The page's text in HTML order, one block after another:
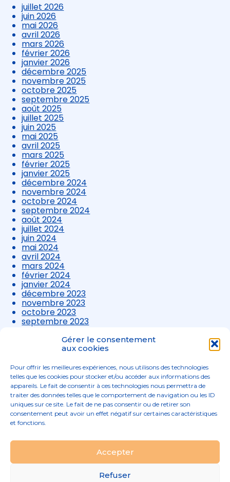
Gérer le consentement
aux cookies
Pour offrir les meilleures expériences, nous utilisons des technologies
telles que les cookies pour stocker et/ou accéder aux informations des
appareils. Le fait de consentir à ces technologies nous permettra de
traiter des données telles que le comportement de navigation ou les ID
uniques sur ce site. Le fait de ne pas consentir ou de retirer son
consentement peut avoir un effet négatif sur certaines caractéristiques
et fonctions.
Accepter
Refuser
juillet 2026
juin 2026
mai 2026
avril 2026
mars 2026
février 2026
janvier 2026
décembre 2025
novembre 2025
octobre 2025
septembre 2025
août 2025
juillet 2025
juin 2025
mai 2025
avril 2025
mars 2025
février 2025
janvier 2025
décembre 2024
novembre 2024
octobre 2024
septembre 2024
août 2024
juillet 2024
juin 2024
mai 2024
avril 2024
mars 2024
février 2024
janvier 2024
décembre 2023
novembre 2023
octobre 2023
septembre 2023
août 2023
juillet 2023
avril 2023
mars 2023
Principale
02 96 52 68 68